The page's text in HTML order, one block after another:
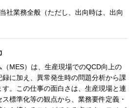
社業務全般（ただし、出向時は、出向
MES）は、生産現場でのQCD向上の
に加え、異常発生時の問題分析から課
。この仕事の面白さは、生産現場と連
標準化等の観点から、業務要件定義・